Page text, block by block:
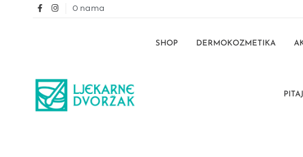
O nama
SHOP DERMOKOZMETIKA